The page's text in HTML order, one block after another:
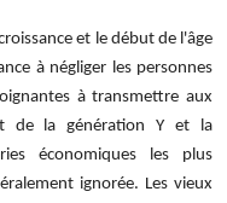
et le début de l'âge
à négliger les personnes
à transmettre aux
de la génération Y et la
économiques les plus
ignorée. Les vieux